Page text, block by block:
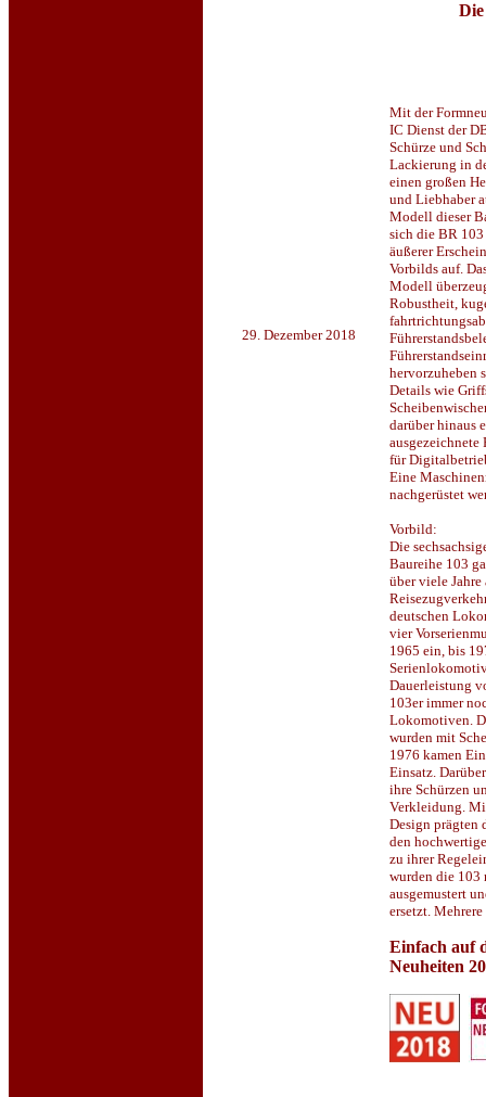
29. Dezember 2018
Mit der
IC Dienst der
Schürze und
Lackierung in
einen großen
und Liebhaber
Modell dieser
sich die BR
äußerer
Vorbilds auf.
Modell
Robustheit,
hervorzuheben
Details wie
darüber hinaus
ausgezeichnete
für
Eine
nachgerüstet
Vorbild:
Die
Baureihe 103
über viele
deutschen
vier
1965 ein, bis
Dauerleistung
103er immer
Lokomotiven.
wurden mit
1976 kamen
Einsatz.
ihre Schürzen
Verkleidung.
Design prägten
den
zu ihrer
wurden die 103
ausgemustert
ersetzt.
Einfach auf
Neuheiten